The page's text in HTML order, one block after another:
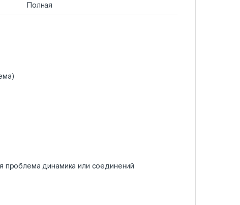
Полная
проблема динамика или соединений